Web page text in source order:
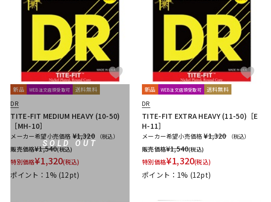
SOLD OUT
新品 WEB注文店頭受取可 送料無料
DR
TITE-FIT MEDIUM HEAVY (10-50)
［MH-10］
メーカー希望小売価格 ¥1,320 （税込）
販売価格¥1,540(税込)
特別価格¥1,320(税込)
ポイント：1% (12pt)
新品 WEB注文店頭受取可 送料無料
DR
TITE-FIT EXTRA HEAVY (11-50)［E
H-11］
メーカー希望小売価格¥1,320 （税込）
販売価格¥1,540(税込)
特別価格¥1,320(税込)
ポイント：1% (12pt)